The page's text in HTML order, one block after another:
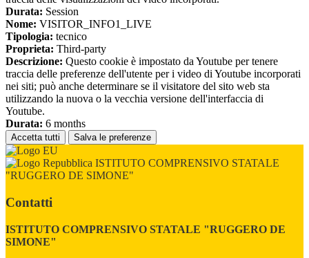
Durata: Session
Nome: VISITOR_INFO1_LIVE
Tipologia: tecnico
Proprieta: Third-party
Descrizione: Questo cookie è impostato da Youtube per tenere
traccia delle preferenze dell'utente per i video di Youtube incorporati
nei siti; può anche determinare se il visitatore del sito web sta
utilizzando la nuova o la vecchia versione dell'interfaccia di
Youtube.
Durata: 6 months
Accetta tutti Salva le preferenze
ISTITUTO COMPRENSIVO STATALE
"RUGGERO DE SIMONE"
Contatti
ISTITUTO COMPRENSIVO STATALE "RUGGERO DE
SIMONE"